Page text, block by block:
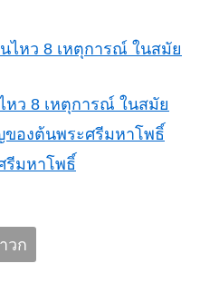
หว 8 เหตุการณ์ ในสมัย
รีมหาโพธิ์
วก